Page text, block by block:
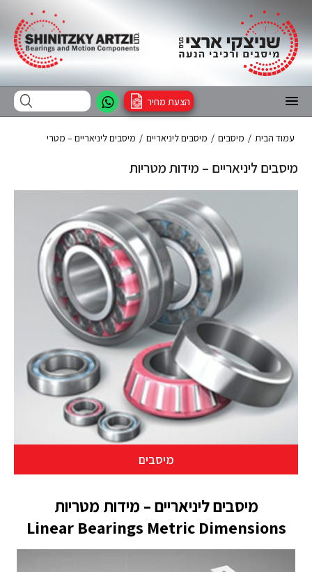
הצעת מחיר
עמוד הבית / מיסבים / מיסבים ליניאריים / מיסבים ליניאריים – מטרי
מיסבים ליניאריים – מידות מטריות
מיסבים
מיסבים ליניאריים – מידות מטריות
Linear Bearings Metric Dimensions